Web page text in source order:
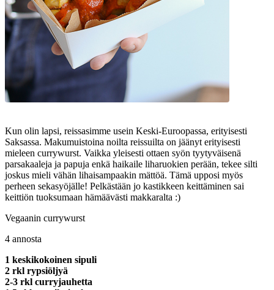
Kun olin lapsi, reissasimme usein Keski-Euroopassa, erityisesti
Saksassa. Makumuistoina noilta reissuilta on jäänyt erityisesti
mieleen currywurst. Vaikka yleisesti ottaen syön tyytyväisenä
parsakaaleja ja papuja enkä haikaile liharuokien perään, tekee silti
joskus mieli vähän lihaisampaakin mättöä. Tämä upposi myös
perheen sekasyöjälle! Pelkästään jo kastikkeen keittäminen sai
keittiön tuoksumaan hämäävästi makkaralta :)
Vegaanin currywurst
4 annosta
1 keskikokoinen sipuli
2 rkl rypsiöljyä
2-3 rkl curryjauhetta